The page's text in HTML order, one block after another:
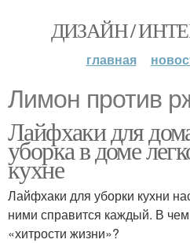
ДИЗАЙН /
главная
Лимон против
Лайфхаки для
уборка в доме
кухне
Лайфхаки для уборки кухни
ними справится каждый. В
«хитрости жизни»?